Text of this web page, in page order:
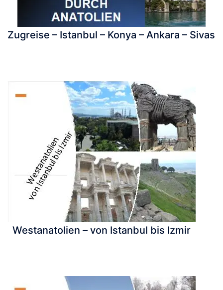
Zugreise – Istanbul – Konya – Ankara – Sivas
Westanatolien – von Istanbul bis Izmir